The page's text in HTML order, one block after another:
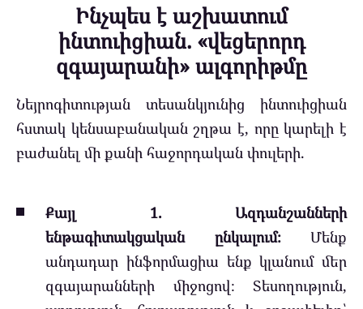
Ինչպես է աշխատում
ինտուիցիան. «վեցերորդ
զգայարանի» ալգորիթմը
Նեյրոգիտության տեսանկյունից ինտուիցիան
հստակ կենսաբանական շղթա է, որը կարելի է
բաժանել մի քանի հաջորդական փուլերի.
Քայլ 1. Ազդանշանների
ենթագիտակցական ընկալում։Մենք
անդադար ինֆորմացիա ենք կլանում մեր
զգայարանների միջոցով։ Տեսողություն,